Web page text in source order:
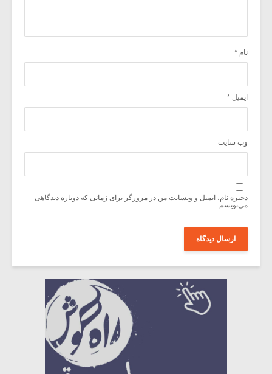
نام *
ایمیل *
وب‌ سایت
ذخیره نام، ایمیل و وبسایت من در مرورگر برای زمانی که دوباره دیدگاهی
می‌نویسم.